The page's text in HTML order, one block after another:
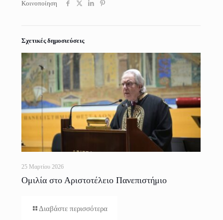
Κοινοποίηση
Σχετικές δημοσιεύσεις
25 Μαρτίου 2026
Ομιλία στο Αριστοτέλειο Πανεπιστήμιο
Διαβάστε περισσότερα